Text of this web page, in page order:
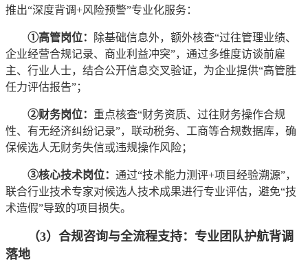
推出“深度背调+风险预警”专业化服务：
①高管岗位：
除基础信息外，额外核查“过往管理业绩、
企业经营合规记录、商业利益冲突”，通过多维度访谈前雇
主、行业人士，结合公开信息交叉验证，为企业提供“高管胜
任力评估报告”；
②财务岗位： 重点核查“财务资质、过往财务操作合规
性、有无经济纠纷记录”，联动税务、工商等合规数据库，确
保候选人无财务失信或违规操作风险；
③核心技术岗位： 通过“技术能力测评+项目经验溯源”，
联合行业技术专家对候选人技术成果进行专业评估，避免“技
术造假”导致的项目损失。
（3）合规咨询与全流程支持：专业团队护航背调
落地